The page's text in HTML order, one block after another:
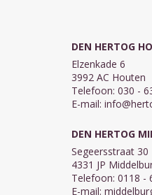
DEN HERTOG
Elzenkade 6
3992 AC Houten
Telefoon: 030 -
E-mail:
DEN HERTOG
Segeersstraat 30
4331 JP
Telefoon: 0118 -
E-mail: